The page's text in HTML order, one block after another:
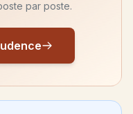
par poste.